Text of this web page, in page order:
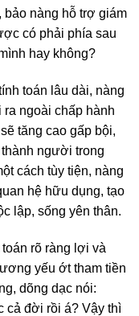
bảo nàng hỗ trợ giám
có phải phía sau
hay không?
toán lâu dài, nàng
ngoài chấp hành
tăng cao gấp bội,
người trong
cách tùy tiện, nàng
hệ hữu dụng, tạo
lập, sống yên thân.
rõ ràng lợi và
yếu ớt tham tiền
dõng dạc nói:
cả đời rồi á? Vậy thì